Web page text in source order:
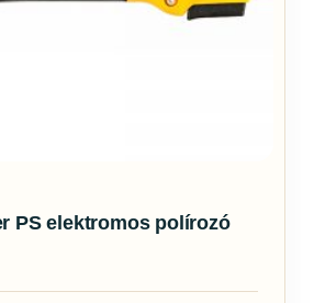
PS elektromos polírozó